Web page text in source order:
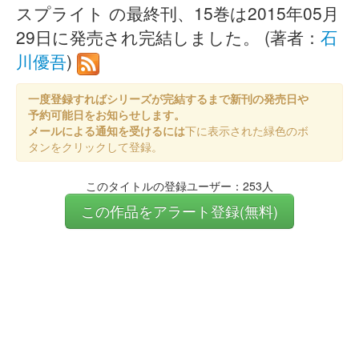
スプライト の最終刊、15巻は2015年05月
29日に発売され完結しました。 (著者： 石
川優吾)
一度登録すればシリーズが完結するまで新刊の発売日や
予約可能日をお知らせします。
メールによる通知を受けるには下に表示された緑色のボ
タンをクリックして登録。
このタイトルの登録ユーザー：253人
この作品をアラート登録(無料)